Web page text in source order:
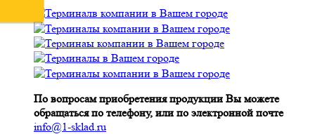
По вопросам приобретения продукции Вы можете
обращаться по телефону, или по электронной почте
info@1-sklad.ru